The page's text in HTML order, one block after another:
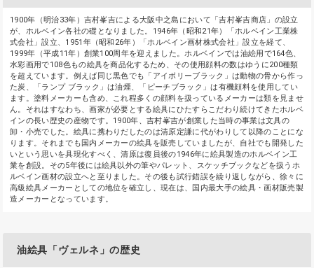
1900年（明治33年）吉村峯吉による大阪中之島において「吉村峯吉商店」の設立
が、ホルベイン各社の礎となりました。1946年（昭和21年）「ホルベイン工業株
式会社」設立、1951年（昭和26年）「ホルベイン画材株式会社」設立を経て、
1999年（平成11年）創業100周年を迎えました。ホルベインでは油絵用で164色、
水彩画用で108色もの絵具を商品化するため、その使用顔料の数はゆうに200種類
を超えています。例えば同じ黒色でも「アイボリーブラック」は動物の骨から作っ
た炭、「ランプ ブラック」は油煙、「ピーチブラック」は有機顔料を使用してい
ます。塗料メーカーも含め、これ程多くの顔料を扱っているメーカーは類を見ませ
ん。それはすなわち、画家が必要とする絵具にひたすらこだわり続けてきたホルベ
インの長い歴史の産物です。1900年、吉村峯吉が創業した当時の事業は文具の
卸・小売でした。絵具に携わりだしたのは清原定謙に代がわりして以降のことにな
ります。それまでも国内メーカーの絵具を販売していましたが、自社でも開発した
いという思いを具現化すべく、清原は復員後の1946年に絵具製造のホルベイン工
業を創設。その5年後には絵具以外の筆やパレット、スケッチブックなどを扱うホ
ルベイン画材の設立へと至りました。その後も試行錯誤を繰り返しながら、徐々に
高級絵具メーカーとしての地位を確立し、現在は、国内最大手の絵具・画材販売製
造メーカーとなっています。
油絵具「ヴェルネ」の歴史